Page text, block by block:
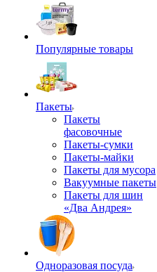
Популярные товары
Пакеты
Пакеты
фасовочные
Пакеты-сумки
Пакеты-майки
Пакеты для мусора
Вакуумные пакеты
Пакеты для шин
«Два Андрея»
Одноразовая посуда